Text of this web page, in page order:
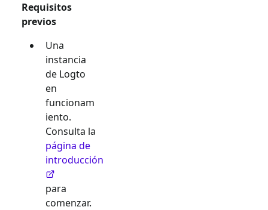
Requisitos
previos
Una
instancia
de Logto
en
funcionam
iento.
Consulta la
página de
introducción
para
comenzar.